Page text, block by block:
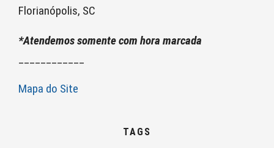
Florianópolis, SC
*Atendemos somente com hora marcada
Mapa do Site
TAGS